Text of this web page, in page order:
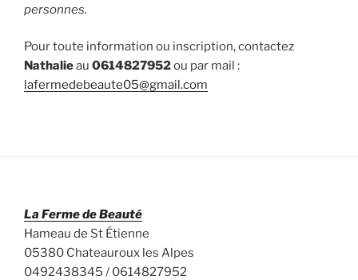
personnes.
Pour toute information ou inscription, contactez
Nathalieau 0614827952ou par mail :
lafermedebeaute05@gmail.com
La Ferme de Beauté
Hameau de St Étienne
05380 Chateauroux les Alpes
0492438345 / 0614827952